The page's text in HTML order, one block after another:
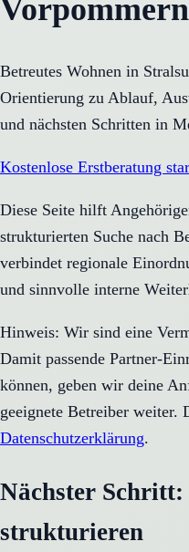
Betreutes Wohnen in
Orientierung zu Ablauf,
und nächsten Schritten in
Kostenlose Erstberatung
Diese Seite hilft
strukturierten Suche nach
verbindet regionale
und sinnvolle interne
Hinweis: Wir sind eine
Damit passende Partner-
können, geben wir deine
geeignete Betreiber weiter.
Datenschutzerklärung.
Nächster
strukturieren